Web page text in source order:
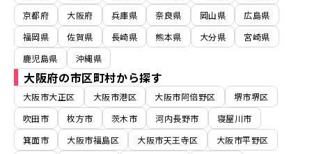
京都府
大阪府 兵庫県 奈良県 岡山県
広島県
福岡県
佐賀県 長崎県 熊本県 大分県
宮崎県
鹿児島県
沖縄県
大阪府の市区町村から探す
大阪市大正区 大阪市港区 大阪市阿倍野区
堺市堺区
吹田市
枚方市 茨木市 河内長野市
寝屋川市
箕面市
大阪市福島区 大阪市天王寺区
大阪市平野区